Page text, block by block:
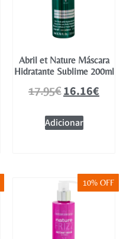
Abril et Nature Máscara
Hidratante Sublime 200ml
17.95€16.16€
Adicionar
10% OFF